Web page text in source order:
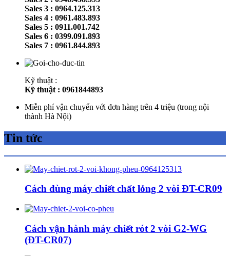
Sales 3 : 0964.125.313
Sales 4 : 0961.483.893
Sales 5 : 0911.001.742
Sales 6 : 0399.091.893
Sales 7 : 0961.844.893
Kỹ thuật :
Kỹ thuật : 0961844893
Miễn phí vận chuyển với đơn hàng trên 4 triệu (trong nội
thành Hà Nội)
Tin tức
Cách dùng máy chiết chất lỏng 2 vòi ĐT-CR09
Cách vận hành máy chiết rót 2 vòi G2-WG
(ĐT-CR07)